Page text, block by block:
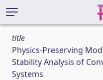
title
Physics-Preserving
Stability Analysis of
Systems